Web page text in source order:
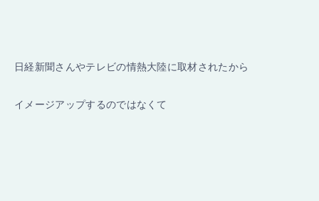
日経新聞さんやテレビの情熱大陸に取材されたから
イメージアップするのではなくて